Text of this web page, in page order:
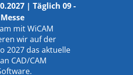
| Täglich 09 -
mitWiCAM
wir auf der
2027 das aktuelle
CAD/CAM